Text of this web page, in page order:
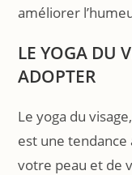
améliorer
LE YOGA DU
ADOPTER
Le yoga du
est une
votre peau et de